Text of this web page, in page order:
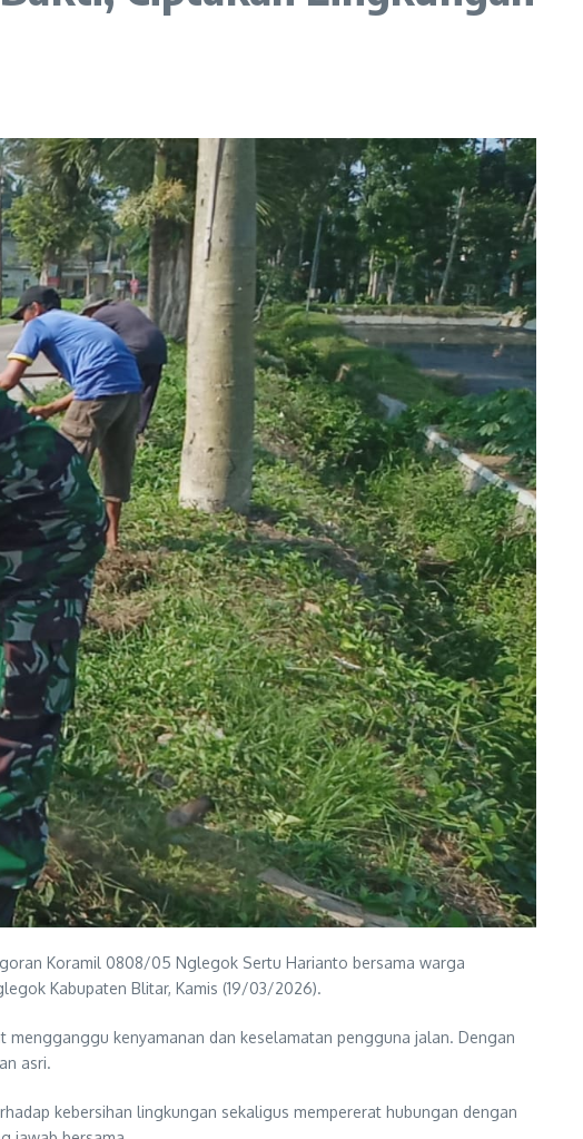
Koramil 0808/05 Nglegok Sertu Harianto bersama warga
Kabupaten Blitar, Kamis (19/03/2026).
kenyamanan dan keselamatan pengguna jalan. Dengan
asri.
kebersihan lingkungan sekaligus mempererat hubungan dengan